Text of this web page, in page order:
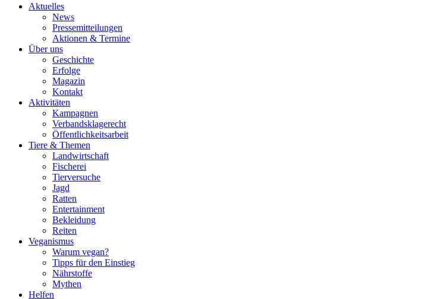
Aktuelles
News
Pressemitteilungen
Aktionen & Termine
Über uns
Geschichte
Erfolge
Magazin
Kontakt
Aktivitäten
Kampagnen
Verbandsklagerecht
Öffentlichkeitsarbeit
Tiere & Themen
Landwirtschaft
Fischerei
Tierversuche
Jagd
Ratten
Entertainment
Bekleidung
Reiten
Veganismus
Warum vegan?
Tipps für den Einstieg
Nährstoffe
Mythen
Helfen